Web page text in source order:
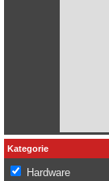
Kategorie
Hardware